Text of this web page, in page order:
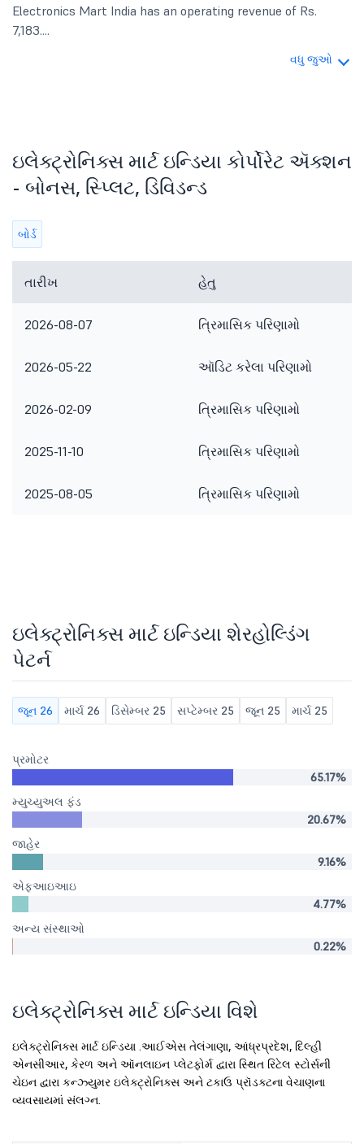
Electronics Mart India has an operating revenue of Rs.
7,183....
વધુ જુઓ
ઇલેક્ટ્રોનિક્સ માર્ટ ઇન્ડિયા કોર્પોરેટ ઍક્શન
- બોનસ, સ્પ્લિટ, ડિવિડન્ડ
બોર્ડ
તારીખ હેતુ
2026-08-07 ત્રિમાસિક પરિણામો
2026-05-22 ઑડિટ કરેલા પરિણામો
2026-02-09 ત્રિમાસિક પરિણામો
2025-11-10 ત્રિમાસિક પરિણામો
2025-08-05 ત્રિમાસિક પરિણામો
ઇલેક્ટ્રોનિક્સ માર્ટ ઇન્ડિયા શેરહોલ્ડિંગ
પેટર્ન
જૂન 26 માર્ચ 26 ડિસેમ્બર 25 સપ્ટેમ્બર 25 જૂન 25 માર્ચ 25
પ્રમોટર
65.17%
મ્યુચ્યુઅલ ફંડ
20.67%
જાહેર
9.16%
એફઆઇઆઇ
4.77%
અન્ય સંસ્થાઓ
0.22%
ઇલેક્ટ્રોનિક્સ માર્ટ ઇન્ડિયા વિશે
ઇલેક્ટ્રોનિક્સ માર્ટ ઇન્ડિયા .આઈએસ તેલંગાણા, આંધ્રપ્રદેશ, દિલ્હી
એનસીઆર, કેરળ અને ઑનલાઇન પ્લેટફોર્મ દ્વારા સ્થિત રિટેલ સ્ટોર્સની
ચેઇન દ્વારા કન્ઝ્યુમર ઇલેક્ટ્રોનિક્સ અને ટકાઉ પ્રૉડક્ટના વેચાણના
વ્યવસાયમાં સંલગ્ન.